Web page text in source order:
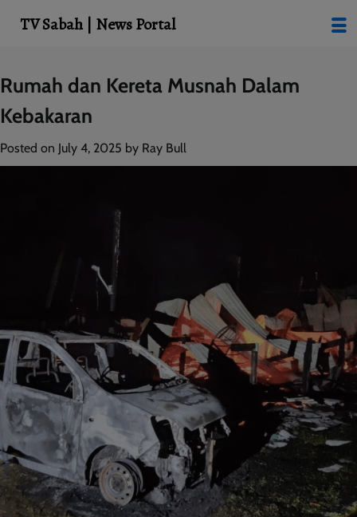
Skip
to
content
Rumah dan Kereta Musnah Dalam
Kebakaran
Posted on July 4, 2025 by Ray Bull
TV Sabah | News Portal